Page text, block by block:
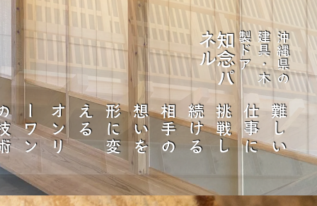
難
し
い
仕
事
に
挑
戦
し
続
け
る
相
手
の
想
い
を
形
に
変
え
る
オ
ン
リ
ー
ワ
ン
の
技
術
を
磨
沖
縄
県
の
建
具
・
木
製
ド
ア
知
念
パ
ネ
ル